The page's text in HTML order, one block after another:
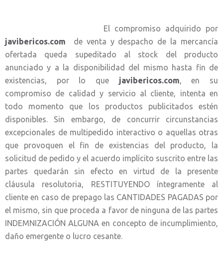
El compromiso adquirido por
javibericos.com
de venta y despacho de la mercancía
ofertada queda supeditado al stock del producto
anunciado y a la disponibilidad del mismo hasta fin de
existencias, por lo que javibericos.com, en su
compromiso de calidad y servicio al cliente, intenta en
todo momento que los productos publicitados estén
disponibles. Sin embargo, de concurrir circunstancias
excepcionales de multipedido interactivo o aquellas otras
que provoquen el fin de existencias del producto, la
solicitud de pedido y el acuerdo implícito suscrito entre las
partes quedarán sin efecto en virtud de la presente
cláusula resolutoria, RESTITUYENDO íntegramente al
cliente en caso de prepago las CANTIDADES PAGADAS por
el mismo, sin que proceda a favor de ninguna de las partes
INDEMNIZACIÓN ALGUNA en concepto de incumplimiento,
daño emergente o lucro cesante.